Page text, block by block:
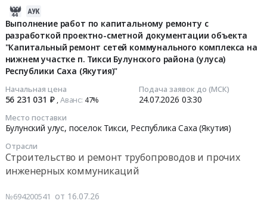
Выполнение работ по капитальному ремонту с
разработкой проектно-сметной документации объекта
"Капитальный ремонт сетей коммунального комплекса на
нижнем участке п. Тикси Булунского района (улуса)
Республики Саха (Якутия)"
Начальная цена
56 231 031 ₽ ,Аванс: 47%‍
Подача заявок до (МСК)
24.07.2026 03:30
Место поставки
Булунский улус, поселок Тикси, Республика Саха (Якутия)
Отрасли
Строительство и ремонт трубопроводов и прочих
инженерных коммуникаций
№694200541 от 16.07.26